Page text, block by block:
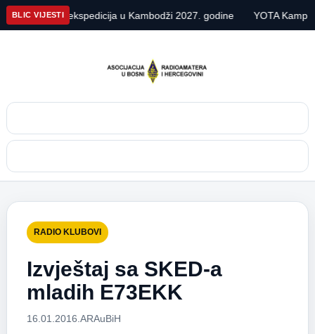
BLIC VIJESTI
XU7X DX ekspedicija u Kambodži 2027. godine YOTA Kamp
RADIO KLUBOVI
Izvještaj sa SKED-a
mladih E73EKK
16.01.2016. ARAuBiH